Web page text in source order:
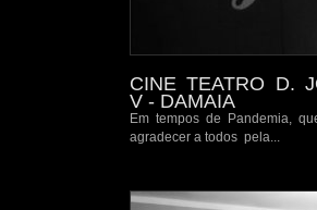
CINE TEATRO D.
V - DAMAIA
Em tempos de Pandemia,
agradecer a todos pela...